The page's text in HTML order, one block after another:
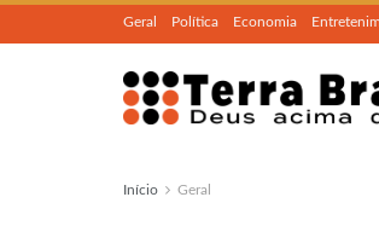
Geral Política Economia
Início Geral